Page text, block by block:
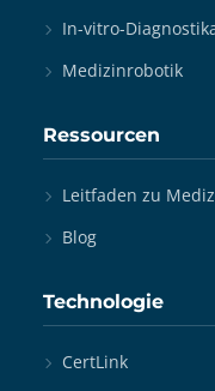
In-vitro-
Medizinrobotik
Ressourcen
Leitfaden zu
Blog
Technologie
CertLink